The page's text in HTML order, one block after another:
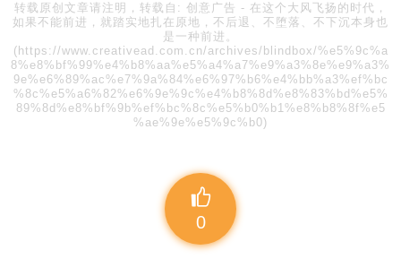
转载原创文章请注明，转载自: 创意广告 - 在这个大风飞扬的时代，
如果不能前进，就踏实地扎在原地，不后退、不堕落、不下沉本身也
是一种前进。
(https://www.creativead.com.cn/archives/blindbox/%e5%9c%a
8%e8%bf%99%e4%b8%aa%e5%a4%a7%e9%a3%8e%e9%a3%
9e%e6%89%ac%e7%9a%84%e6%97%b6%e4%bb%a3%ef%bc
%8c%e5%a6%82%e6%9e%9c%e4%b8%8d%e8%83%bd%e5%
89%8d%e8%bf%9b%ef%bc%8c%e5%b0%b1%e8%b8%8f%e5
%ae%9e%e5%9c%b0)
0